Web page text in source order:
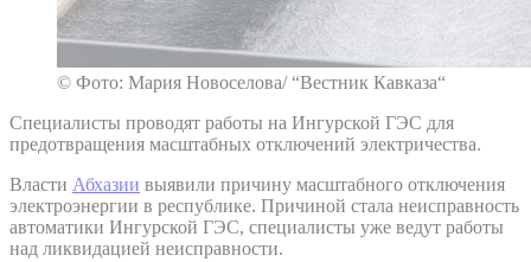
© Фото: Мария Новоселова/ “Вестник Кавказа“
Специалисты проводят работы на Ингурской ГЭС для
предотвращения масштабных отключений электричества.
Власти Абхазии выявили причину масштабного отключения
электроэнергии в республике. Причиной стала неисправность
автоматики Ингурской ГЭС, специалисты уже ведут работы
над ликвидацией неисправности.